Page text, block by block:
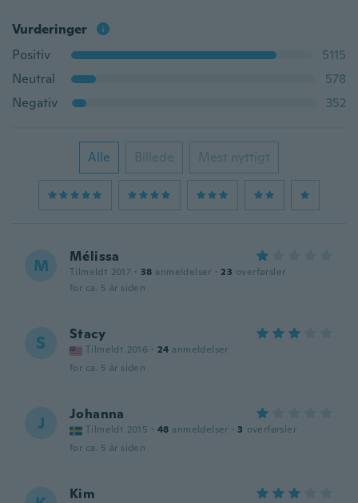
Vurderinger
Positiv
5115
Neutral
578
Negativ
352
Alle Billede Mest nyttigt
M Mélissa
Tilmeldt 2017 · 38 anmeldelser · 23 overførsler
for ca. 5 år siden
S Stacy
Tilmeldt 2016 · 24 anmeldelser
for ca. 5 år siden
J Johanna
Tilmeldt 2015 · 48 anmeldelser · 3 overførsler
for ca. 5 år siden
Kim